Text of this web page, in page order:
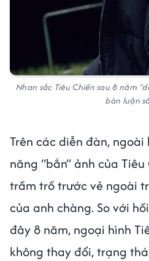
Nhan sắc Tiêu Chiến sau 8 năm
bàn luận
Trên các diễn đàn,
năng “bắn” ảnh của
trầm trồ trước vẻ ngoài
của anh chàng. So với
đây 8 năm, ngoại hình
không thay đổi, trạng